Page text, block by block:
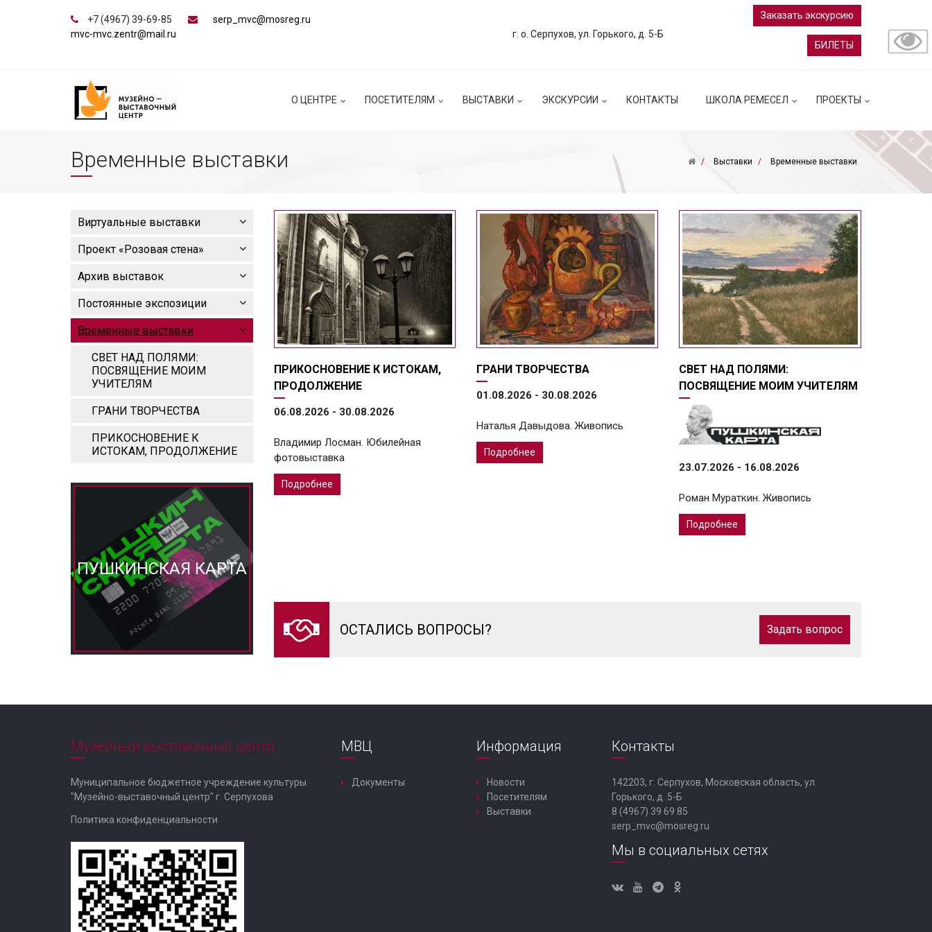
+7 (4967) 39-69-85
serp_mvc@mosreg.ru
mvc-mvc.zentr@mail.ru
г. о. Серпухов, ул. Горького, д. 5-Б
Заказать экскурсию
БИЛЕТЫ
О ЦЕНТРЕ ПОСЕТИТЕЛЯМ ВЫСТАВКИ ЭКСКУРСИИ КОНТАКТЫ ШКОЛА РЕМЕСЕЛ ПРОЕКТЫ
Временные выставки Выставки Временные выставки
Виртуальные выставки
Проект «Розовая стена»
Архив выставок
Постоянные экспозиции
Временные выставки
СВЕТ НАД ПОЛЯМИ:
ПОСВЯЩЕНИЕ МОИМ
УЧИТЕЛЯМ
ГРАНИ ТВОРЧЕСТВА
ПРИКОСНОВЕНИЕ К
ИСТОКАМ, ПРОДОЛЖЕНИЕ
ПУШКИНСКАЯ КАРТА
ПРИКОСНОВЕНИЕ К ИСТОКАМ,
ПРОДОЛЖЕНИЕ
06.08.2026 - 30.08.2026
Владимир Лосман. Юбилейная
фотовыставка
Подробнее
ГРАНИ ТВОРЧЕСТВА
01.08.2026 - 30.08.2026
Наталья Давыдова. Живопись
Подробнее
СВЕТ НАД ПОЛЯМИ:
ПОСВЯЩЕНИЕ МОИМ УЧИТЕЛЯМ
23.07.2026 - 16.08.2026
Роман Мураткин. Живопись
Подробнее
ОСТАЛИСЬ ВОПРОСЫ? Задать вопрос
Музейный выставочный центр
Муниципальное бюджетное учреждение культуры
"Музейно-выставочный центр" г. Серпухова
Политика конфиденциальности
МВЦ
Документы
Информация
Новости
Посетителям
Выставки
Контакты
142203, г. Серпухов, Московская область, ул.
Горького, д. 5-Б
8 (4967) 39 69 85
serp_mvc@mosreg.ru
Мы в социальных сетях